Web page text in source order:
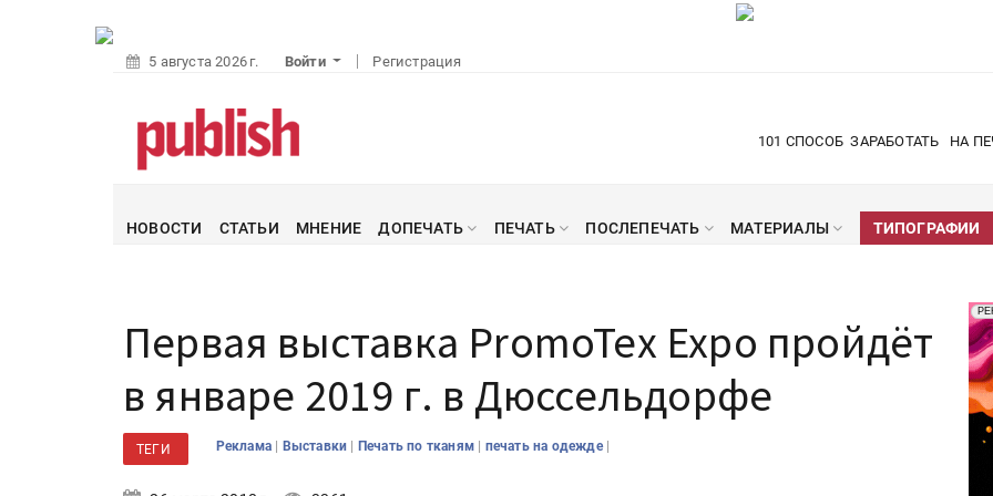
5 августа 2026 г. Войти Регистрация
101 СПОСОБ ЗАРАБОТАТЬ НА
НОВОСТИ СТАТЬИ МНЕНИЕ ДОПЕЧАТЬ ПЕЧАТЬ ПОСЛЕПЕЧАТЬ МАТЕРИАЛЫ ТИПОГРАФИИ
Первая выставка PromoTex Expo пройдёт
в январе 2019 г. в Дюссельдорфе
ТЕГИ Реклама | Выставки | Печать по тканям | печать на одежде |